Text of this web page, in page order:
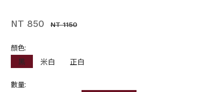
NT 850 NT 1150
顏色:
黑
米白 正白
數量: